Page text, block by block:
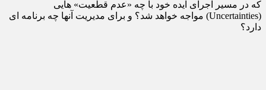
که در مسیر اجرای ایده خود با چه «عدم قطعیت» هایی
(Uncertainties) مواجه خواهد شد؟ و برای مدیریت آنها چه برنامه ای
دارد؟